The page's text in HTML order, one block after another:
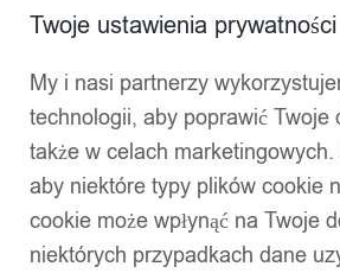
Twoje ustawienia prywatności
My i nasi partnerzy
technologii, aby poprawić
także w celach
aby niektóre typy plików cookie
cookie może wpłynąć na Twoje
niektórych przypadkach dane